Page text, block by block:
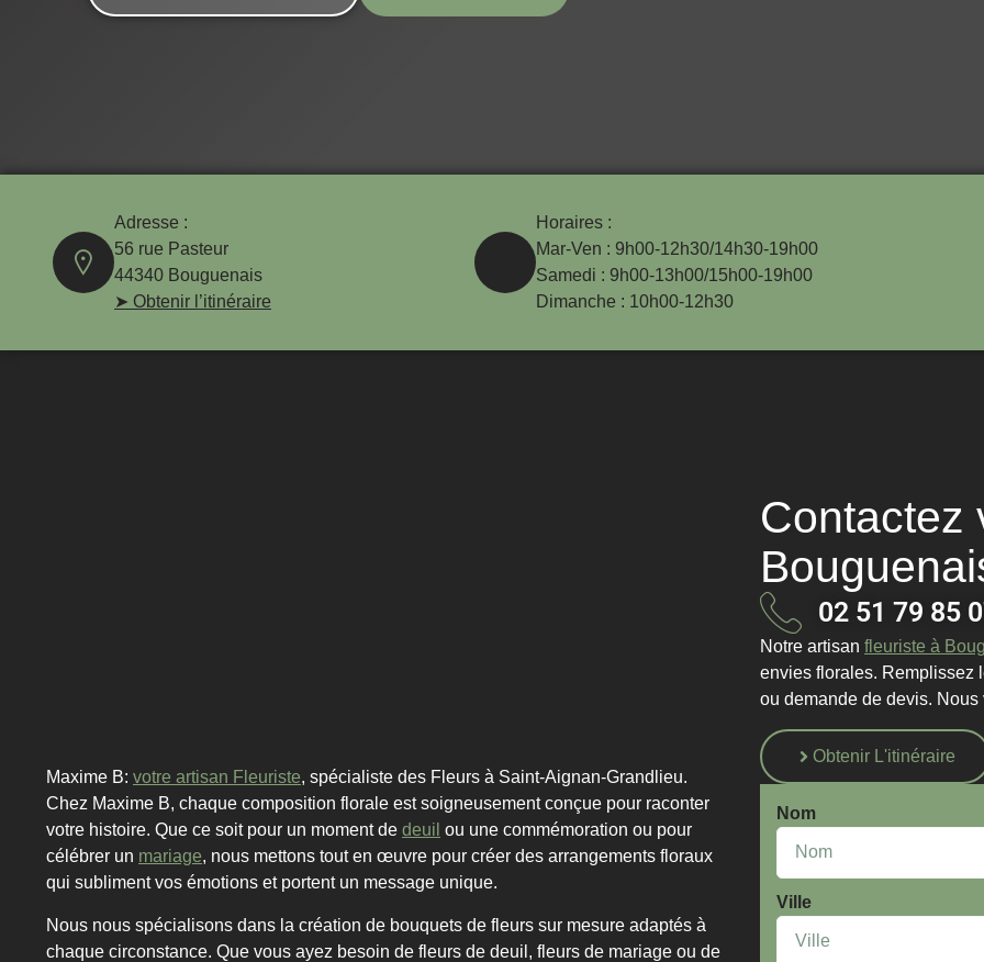
Adresse :
56 rue Pasteur
44340 Bouguenais
➤ Obtenir l’itinéraire
Horaires :
Mar-Ven : 9h00-12h30/14h30-19h00
Samedi : 9h00-13h00/15h00-19h00
Dimanche : 10h00-12h30
Maxime B: votre artisan Fleuriste, spécialiste des Fleurs à Saint-Aignan-Grandlieu.
Chez Maxime B, chaque composition florale est soigneusement conçue pour raconter
votre histoire. Que ce soit pour un moment de deuil ou une commémoration ou pour
célébrer un mariage, nous mettons tout en œuvre pour créer des arrangements floraux
qui subliment vos émotions et portent un message unique.
Nous nous spécialisons dans la création de bouquets de fleurs sur mesure adaptés à
chaque circonstance. Que vous ayez besoin de fleurs de deuil, fleurs de mariage ou de
Contactez
02 51 79 85
Notre artisan fleuriste à
envies florales. Remplissez
ou demande de devis.
Obtenir L'itinéraire
Nom
Ville